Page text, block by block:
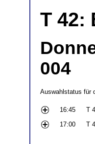
T 42:
004
Auswahlstatus für
16:45 T
17:00
T